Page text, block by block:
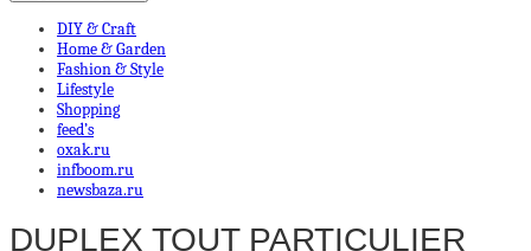
DIY & Craft
Home & Garden
Fashion & Style
Lifestyle
Shopping
feed’s
oxak.ru
infboom.ru
newsbaza.ru
DUPLEX TOUT PARTICULIER